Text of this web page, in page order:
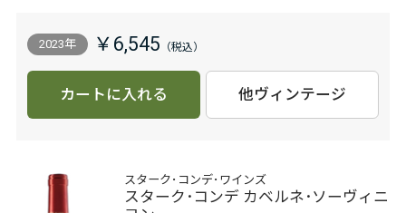
2023年 ￥6,545
カートに入れる 他ヴィンテージ
スターク･コンデ･ワインズ
スターク･コンデ カベルネ･ソーヴィニ